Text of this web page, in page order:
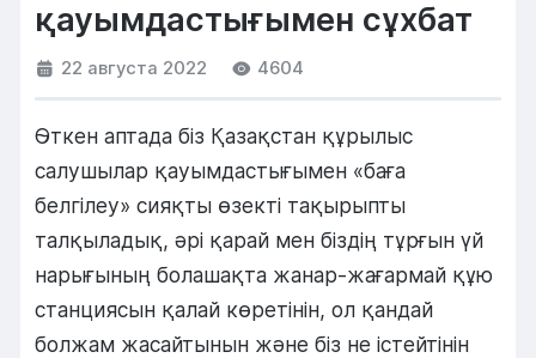
қауымдастығымен сұхбат
22 августа 2022 4604
Өткен аптада біз Қазақстан құрылыс
салушылар қауымдастығымен «баға
белгілеу» сияқты өзекті тақырыпты
талқыладық, әрі қарай мен біздің тұрғын үй
нарығының болашақта жанар-жағармай құю
станциясын қалай көретінін, ол қандай
болжам жасайтынын және біз не істейтінін